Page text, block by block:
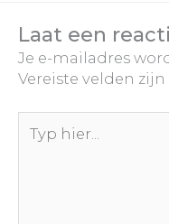
Laat een
Je e-mailadres
Vereiste velden
hier...